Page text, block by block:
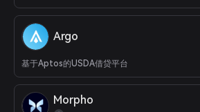
Argo
基于Aptos的USDA借贷平台
Morpho